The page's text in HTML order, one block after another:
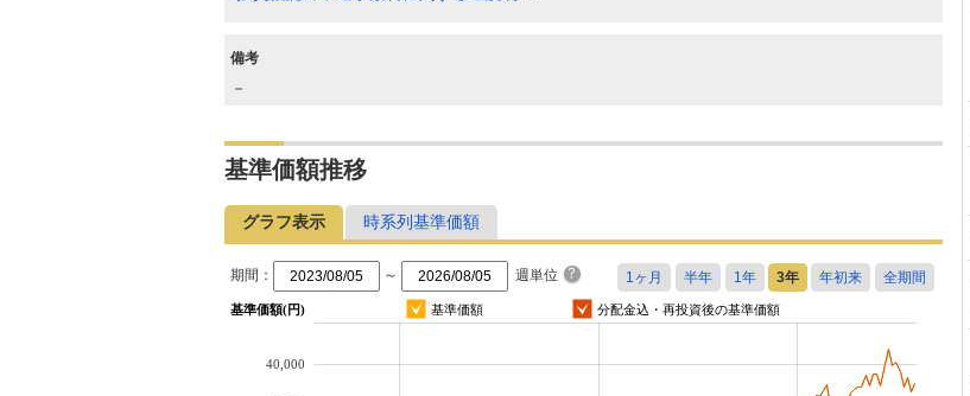
備考
－
基準価額推移
グラフ表示 時系列基準価額
期間： ～ 週単位
基準価額(円) 基準価額 分配金込・再投資後の基準価額
40,000